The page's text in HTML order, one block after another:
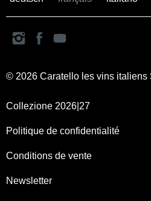
© 2026 Caratello les vins italiens
Collezione 2026|27
Politique de confidentialité
Conditions de vente
Newsletter